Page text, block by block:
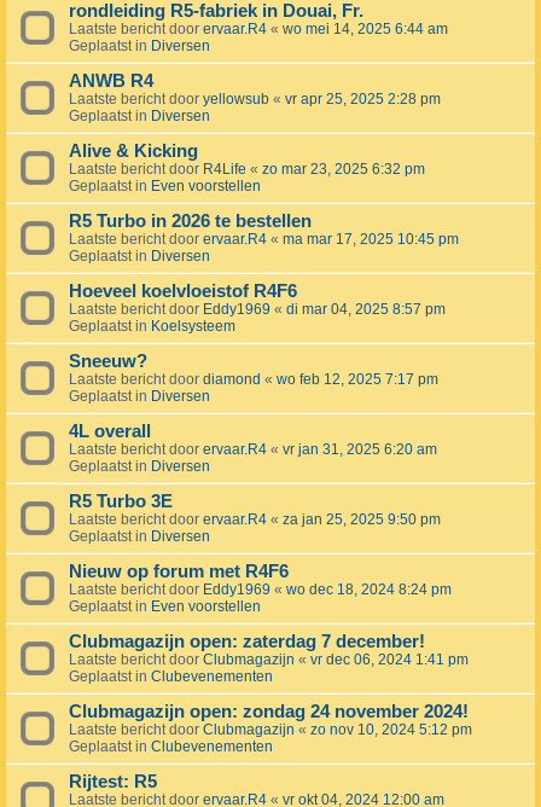
rondleiding R5-fabriek in Douai, Fr.
Laatste bericht door ervaar.R4 « wo mei 14, 2025 6:44 am
Geplaatst in Diversen
ANWB R4
Laatste bericht door yellowsub « vr apr 25, 2025 2:28 pm
Geplaatst in Diversen
Alive & Kicking
Laatste bericht door R4Life « zo mar 23, 2025 6:32 pm
Geplaatst in Even voorstellen
R5 Turbo in 2026 te bestellen
Laatste bericht door ervaar.R4 « ma mar 17, 2025 10:45 pm
Geplaatst in Diversen
Hoeveel koelvloeistof R4F6
Laatste bericht door Eddy1969 « di mar 04, 2025 8:57 pm
Geplaatst in Koelsysteem
Sneeuw?
Laatste bericht door diamond « wo feb 12, 2025 7:17 pm
Geplaatst in Diversen
4L overall
Laatste bericht door ervaar.R4 « vr jan 31, 2025 6:20 am
Geplaatst in Diversen
R5 Turbo 3E
Laatste bericht door ervaar.R4 « za jan 25, 2025 9:50 pm
Geplaatst in Diversen
Nieuw op forum met R4F6
Laatste bericht door Eddy1969 « wo dec 18, 2024 8:24 pm
Geplaatst in Even voorstellen
Clubmagazijn open: zaterdag 7 december!
Laatste bericht door Clubmagazijn « vr dec 06, 2024 1:41 pm
Geplaatst in Clubevenementen
Clubmagazijn open: zondag 24 november 2024!
Laatste bericht door Clubmagazijn « zo nov 10, 2024 5:12 pm
Geplaatst in Clubevenementen
Rijtest: R5
Laatste bericht door ervaar.R4 « vr okt 04, 2024 12:00 am